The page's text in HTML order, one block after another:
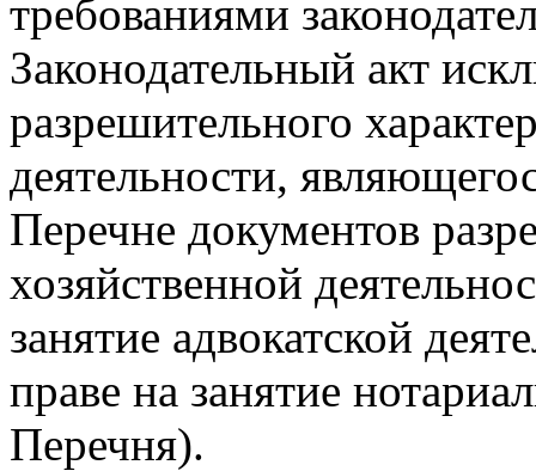
требованиями
Законодательный акт
разрешительного
деятельности,
Перечне документов
хозяйственной
занятие адвокатской
праве на занятие
Перечня).